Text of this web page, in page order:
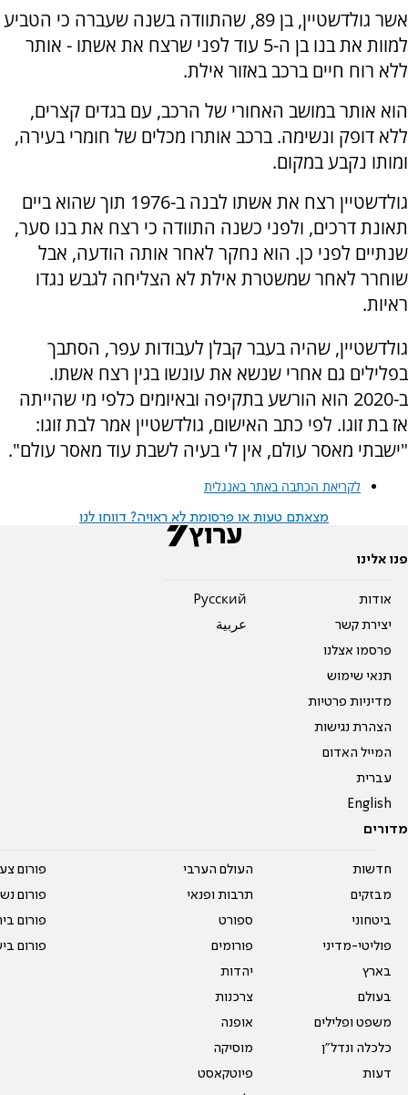
אשר גולדשטיין, בן 89, שהתוודה בשנה שעברה כי הטביע
למוות את בנו בן ה-5 עוד לפני שרצח את אשתו - אותר
ללא רוח חיים ברכב באזור אילת.
הוא אותר במושב האחורי של הרכב, עם בגדים קצרים,
ללא דופק ונשימה. ברכב אותרו מכלים של חומרי בעירה,
ומותו נקבע במקום.
גולדשטיין רצח את אשתו לבנה ב-1976 תוך שהוא ביים
תאונת דרכים, ולפני כשנה התוודה כי רצח את בנו סער,
שנתיים לפני כן. הוא נחקר לאחר אותה הודעה, אבל
שוחרר לאחר שמשטרת אילת לא הצליחה לגבש נגדו
ראיות.
גולדשטיין, שהיה בעבר קבלן לעבודות עפר, הסתבך
בפלילים גם אחרי שנשא את עונשו בגין רצח אשתו.
ב-2020 הוא הורשע בתקיפה ובאיומים כלפי מי שהייתה
אז בת זוגו. לפי כתב האישום, גולדשטיין אמר לבת זוגו:
"ישבתי מאסר עולם, אין לי בעיה לשבת עוד מאסר עולם".
לקריאת הכתבה באתר באנגלית
מצאתם טעות או פרסומת לא ראויה? דווחו לנו
פנו אלינו
אודות
יצירת קשר
פרסמו אצלנו
תנאי שימוש
מדיניות פרטיות
הצהרת נגישות
המייל האדום
עברית
English
Pусский
عربية
מדורים
חדשות
מבזקים
ביטחוני
פוליטי-מדיני
בארץ
בעולם
משפט ופלילים
כלכלה ונדל"ן
דעות
העולם הערבי
תרבות ופנאי
ספורט
פורומים
יהדות
צרכנות
אופנה
מוסיקה
פיוטקאסט
פורום
פורום
פורום
פורום